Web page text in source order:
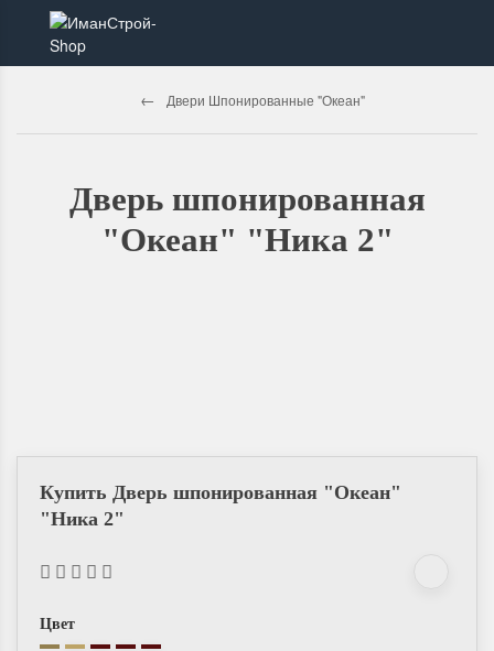
Двери Шпонированные "Океан"
Дверь шпонированная
"Океан" "Ника 2"
Купить Дверь шпонированная "Океан"
"Ника 2"
Цвет